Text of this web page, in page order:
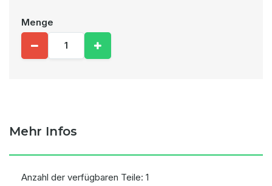
Menge
Mehr Infos
Anzahl der verfügbaren Teile: 1